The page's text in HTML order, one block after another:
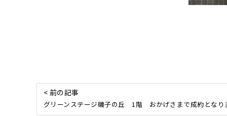
< 前の記事
グリーンステージ磯子の丘 1階 おかげさまで成約となり